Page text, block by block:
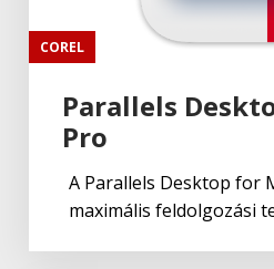
COREL
Parallels
Pro
A Parallels Desktop for
maximális feldolgozási